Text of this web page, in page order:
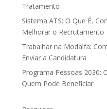
Tratamento
Sistema ATS: O Que É,
Melhorar o Recrutamento
Trabalhar na Modalfa:
Enviar a Candidatura
Programa Pessoas 2030:
Quem Pode Beneficiar